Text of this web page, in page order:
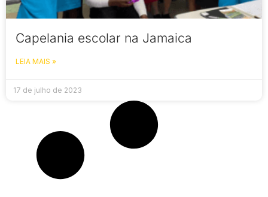
Capelania escolar na Jamaica
LEIA MAIS »
17 de julho de 2023